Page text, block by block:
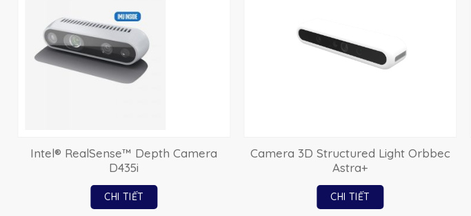
Intel® RealSense™ Depth Camera
D435i
CHI TIẾT
Camera 3D Structured Light Orbbec
Astra+
CHI TIẾT